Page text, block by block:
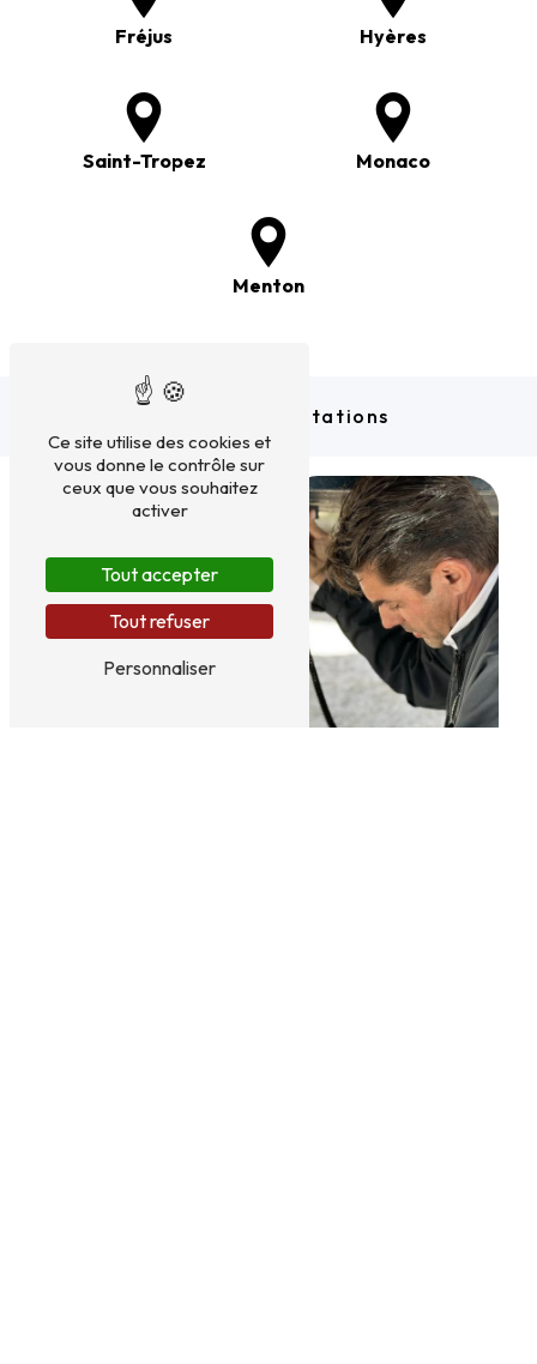
Fréjus Hyères
Saint-Tropez Monaco
Menton
Nos autres prestations
Ce site utilise des cookies et
vous donne le contrôle sur
ceux que vous souhaitez
activer
Tout accepter
Tout refuser
Personnaliser